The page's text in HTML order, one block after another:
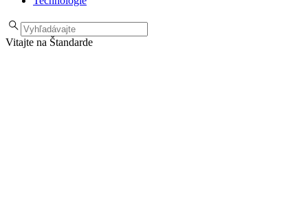
Vitajte na Štandarde